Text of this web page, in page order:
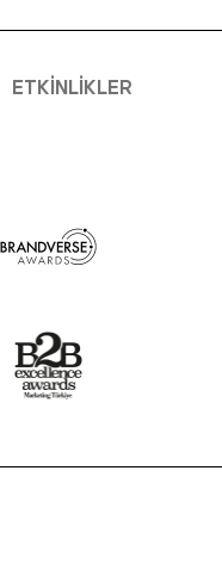
ETKINLIKLER